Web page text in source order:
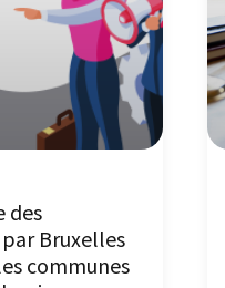
des
Bruxelles
communes